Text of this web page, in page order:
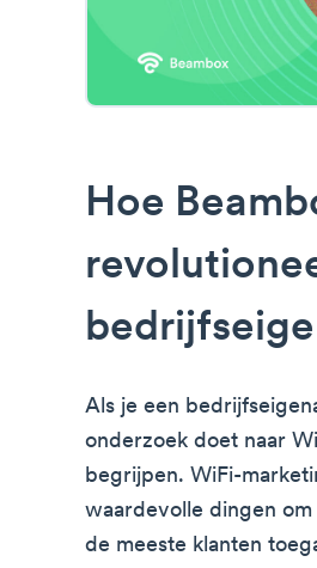
Hoe
Als je een
onderzoek doet naar
begrijpen. WiFi-
waardevolle dingen
de meeste klanten